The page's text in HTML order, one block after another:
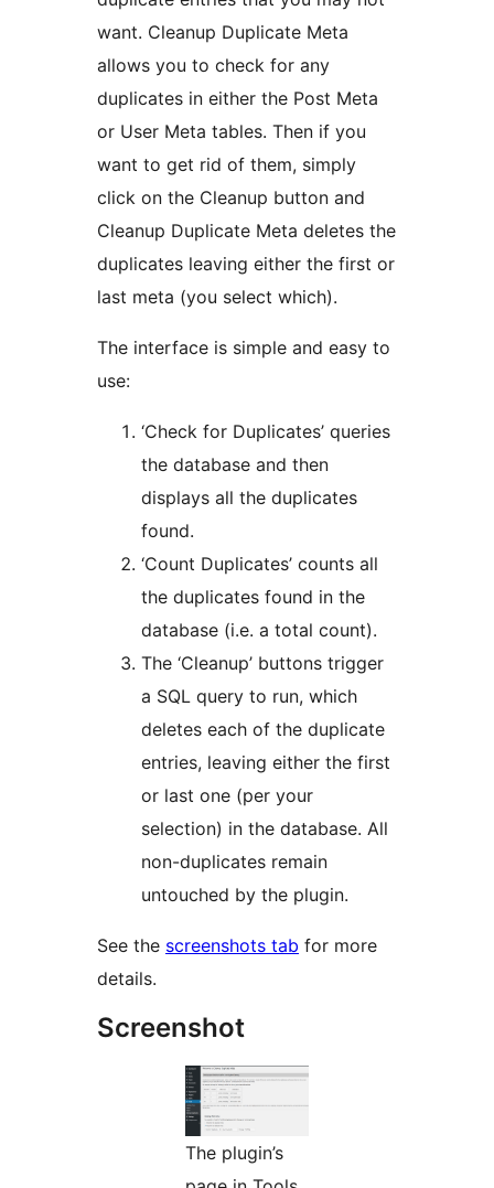
want. Cleanup Duplicate Meta
allows you to check for any
duplicates in either the Post Meta
or User Meta tables. Then if you
want to get rid of them, simply
click on the Cleanup button and
Cleanup Duplicate Meta deletes the
duplicates leaving either the first or
last meta (you select which).
The interface is simple and easy to
use:
‘Check for Duplicates’ queries
the database and then
displays all the duplicates
found.
‘Count Duplicates’ counts all
the duplicates found in the
database (i.e. a total count).
The ‘Cleanup’ buttons trigger
a SQL query to run, which
deletes each of the duplicate
entries, leaving either the first
or last one (per your
selection) in the database. All
non-duplicates remain
untouched by the plugin.
See the screenshots tab for more
details.
Screenshot
The plugin’s